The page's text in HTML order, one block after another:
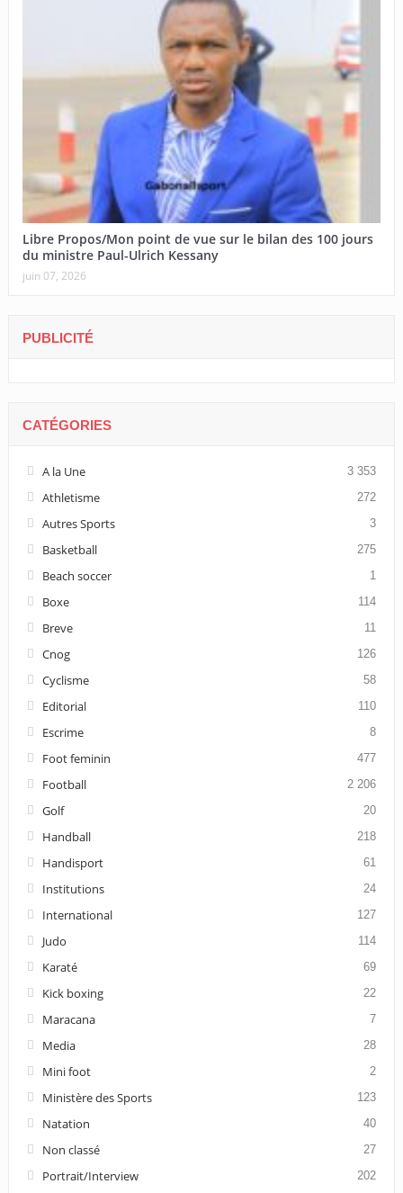
Libre Propos/Mon point de vue sur le bilan des 100 jours
du ministre Paul-Ulrich Kessany
juin 07, 2026
PUBLICITÉ
CATÉGORIES
A la Une 3 353
Athletisme 272
Autres Sports 3
Basketball 275
Beach soccer 1
Boxe 114
Breve 11
Cnog 126
Cyclisme 58
Editorial 110
Escrime 8
Foot feminin 477
Football 2 206
Golf 20
Handball 218
Handisport 61
Institutions 24
International 127
Judo 114
Karaté 69
Kick boxing 22
Maracana 7
Media 28
Mini foot 2
Ministère des Sports 123
Natation 40
Non classé 27
Portrait/Interview 202